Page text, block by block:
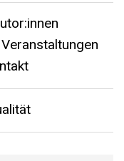
Veranstaltungen